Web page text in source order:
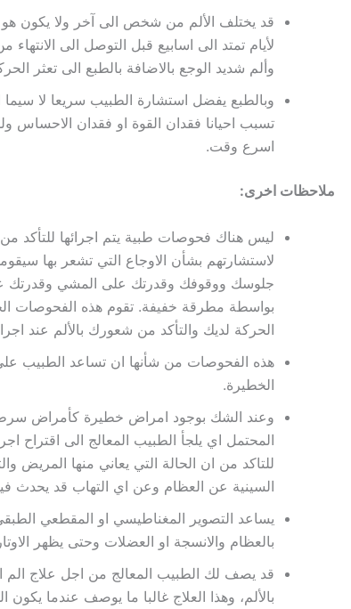
قد يختلف الألم من شخص الى آخر ولا يكون هو
لأيام تمتد الى اسابيع قبل التوصل الى
وألم شديد الوجع بالاضافة بالطبع الى تعثر
وبالطبع يفضل استشارة الطبيب سريعا لا
تسبب احيانا فقدان القوة او فقدان الاحساس
اسرع وقت.
ملاحظات اخرى:
ليس هناك فحوصات طبية يتم اجرائها للتأكد
لاستشارتهم بشأن الاوجاع التي تشعر بها
جلوسك ووقوفك وقدرتك على المشي وقدرتك
بواسطة مطرقة خفيفة. تقوم هذه الفحوصات
الحركة لديك والتأكد من شعورك بالألم عند
هذه الفحوصات من شأنها ان تساعد الطبيب
الخطيرة.
وعند الشك بوجود امراض خطيرة كأمراض
المحتمل اي يلجأ الطبيب المعالج الى اقتراح
للتاكد من ان الحالة التي يعاني منها
السينية عن العظام وعن اي التهاب قد يحدث
يساعد التصوير المغناطيسي او المقطعي
بالعظام والانسجة او العضلات وحتى يظهر
قد يصف لك الطبيب المعالج من اجل علاج الم
بالألم، وهذا العلاج غالبا ما يوصف عندما